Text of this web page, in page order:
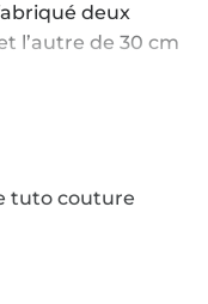
deux
l’autre de 30 cm
tuto couture